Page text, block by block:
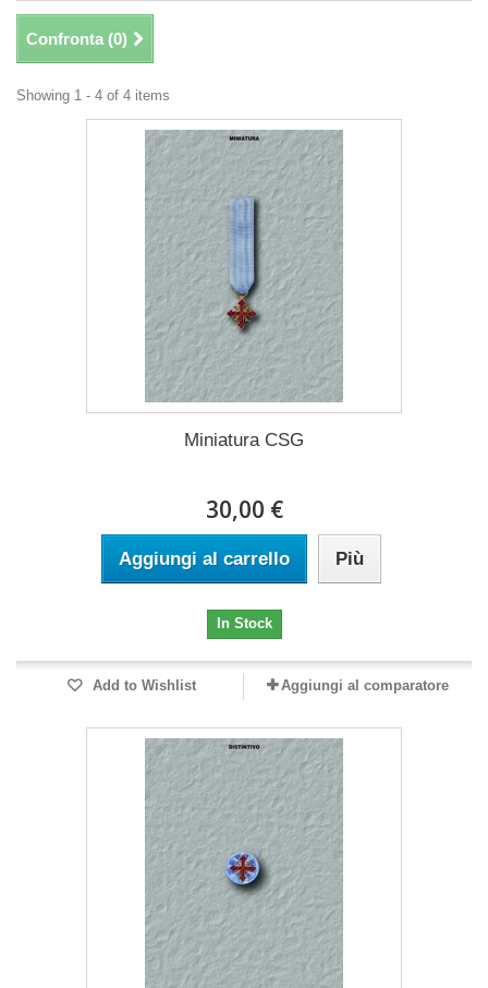
Confronta (0)
Showing 1 - 4 of 4 items
Miniatura CSG
30,00 €
Aggiungi al carrello Più
In Stock
Add to Wishlist Aggiungi al comparatore